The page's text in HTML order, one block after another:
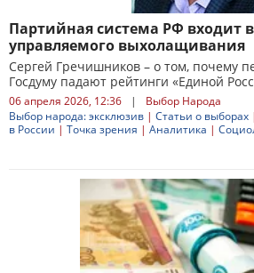
Партийная система РФ входит
управляемого выхолащивания
Сергей Гречишников – о том, почему
Госдуму падают рейтинги «Единой
06 апреля 2026, 12:36 |
Выбор Народа
Выбор народа: эксклюзив | Статьи о выборах |
в России | Точка зрения | Аналитика |